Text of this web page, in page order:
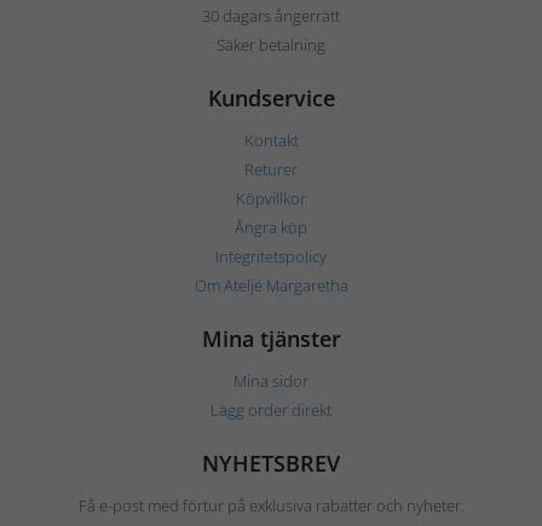
30 dagars ångerrätt
Säker betalning
Kundservice
Kontakt
Returer
Köpvillkor
Ångra köp
Integritetspolicy
Om Ateljé Margaretha
Mina tjänster
Mina sidor
Lägg order direkt
NYHETSBREV
Få e-post med förtur på exklusiva rabatter och nyheter.